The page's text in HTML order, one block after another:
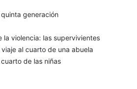
generación
la violencia: las supervivientes
al cuarto de una abuela
de las niñas